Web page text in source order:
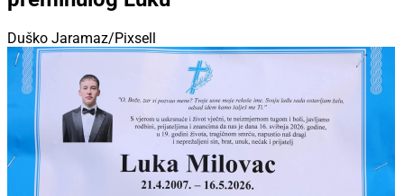
Duško Jaramaz/Pixsell